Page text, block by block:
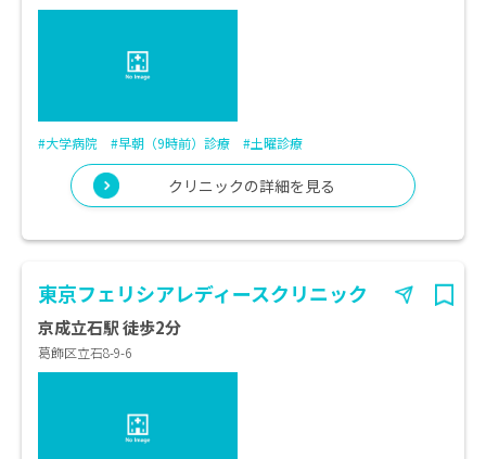
#大学病院 #早朝（9時前）診療 #土曜診療
クリニックの詳細を見る
東京フェリシアレディースクリニック
京成立石駅 徒歩2分
葛飾区立石8-9-6